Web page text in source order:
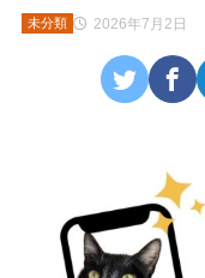
2026年7月2日
未分類